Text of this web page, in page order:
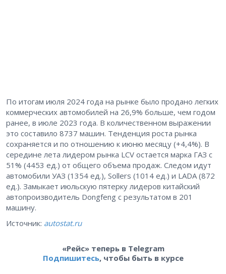
По итогам июля 2024 года на рынке было продано легких
коммерческих автомобилей на 26,9% больше, чем годом
ранее, в июле 2023 года. В количественном выражении
это составило 8737 машин. Тенденция роста рынка
сохраняется и по отношению к июню месяцу (+4,4%). В
середине лета лидером рынка LCV остается марка ГАЗ с
51% (4453 ед.) от общего объема продаж. Следом идут
автомобили УАЗ (1354 ед.), Sollers (1014 ед.) и LADA (872
ед.). Замыкает июльскую пятерку лидеров китайский
автопроизводитель Dongfeng с результатом в 201
машину.
Источник: autostat.ru
«Рейс» теперь в Telegram
Подпишитесь, чтобы быть в курсе